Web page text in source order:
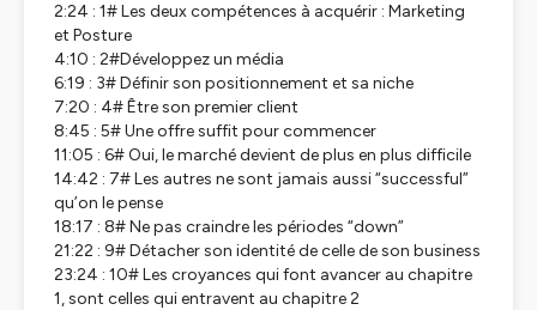
2:24 : 1# Les deux compétences à acquérir : Marketing
et Posture
4:10 : 2#Développez un média
6:19 : 3# Définir son positionnement et sa niche
7:20 : 4# Être son premier client
8:45 : 5# Une offre suffit pour commencer
11:05 : 6# Oui, le marché devient de plus en plus difficile
14:42 : 7# Les autres ne sont jamais aussi “successful”
qu’on le pense
18:17 : 8# Ne pas craindre les périodes “down”
21:22 : 9# Détacher son identité de celle de son business
23:24 : 10# Les croyances qui font avancer au chapitre
1, sont celles qui entravent au chapitre 2